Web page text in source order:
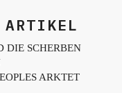
ARTIKEL
DIE SCHERBEN
ARKTET